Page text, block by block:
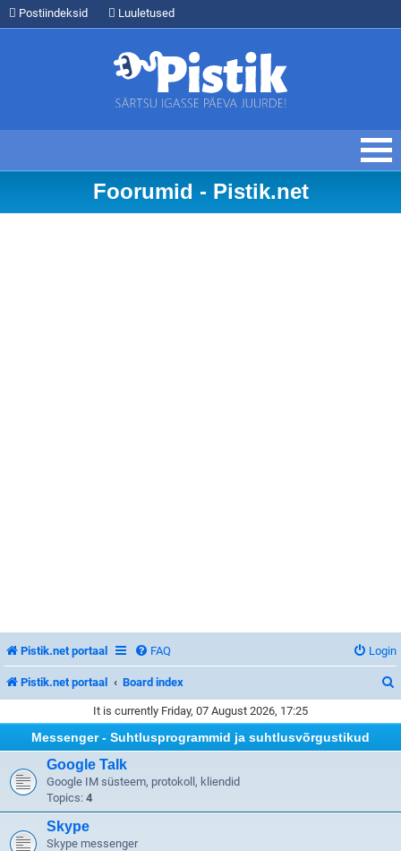
Postiindeksid Luuletused
Foorumid - Pistik.net
Pistik.net portaal FAQ Login
Pistik.net portaal Board index
h
It is currently Friday, 07 August 2026, 17:25
Messenger - Suhtlusprogrammid ja suhtlusvõrgustikud
Google Talk
Google IM süsteem, protokoll, kliendid
Topics: 4
Skype
Skype messenger